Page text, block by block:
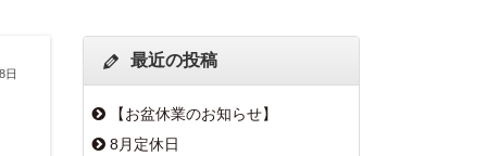
日
最近の投稿
【お盆休業のお知らせ】
8月定休日